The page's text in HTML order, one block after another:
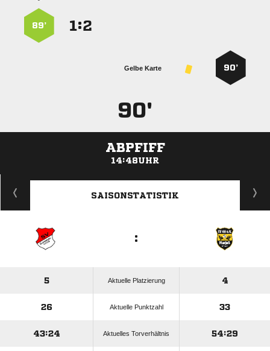
:
89’
90’
Gelbe Karte
90'
ABPFIFF
14:48UHR
ANZEIGE
SAISONSTATISTIK
:
5 Aktuelle Platzierung 4
26 Aktuelle Punktzahl 33
43:24 Aktuelles Torverhältnis 54:29